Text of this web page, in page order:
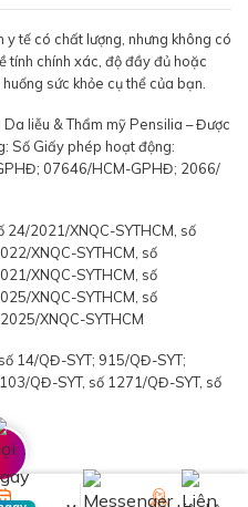
tế có chất lượng, nhưng không có
tính chính xác, độ đầy đủ hoặc
sức khỏe cụ thể của bạn.
liễu & Thẩm mỹ Pensilia – Được
Số Giấy phép hoạt động:
07646/HCM-GPHĐ; 2066/
24/2021/XNQC-SYTHCM, số
XNQC-SYTHCM, số
XNQC-SYTHCM, số
XNQC-SYTHCM, số
XNQC-SYTHCM
14/QĐ-SYT; 915/QĐ-SYT;
QĐ-SYT, số 1271/QĐ-SYT, số